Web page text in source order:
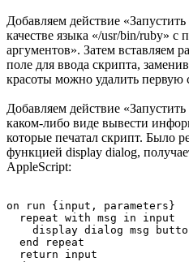
Добавляем действие
качестве языка «/usr/bin/ruby» с
аргументов». Затем вставляем
поле для ввода скрипта,
красоты можно удалить первую
Добавляем действие
каком-либо виде вывести
которые печатал скрипт. Было
функцией display dialog,
AppleScript:
on run {input, parameters}
  repeat with msg in input
display dialog msg
  end repeat
  return input